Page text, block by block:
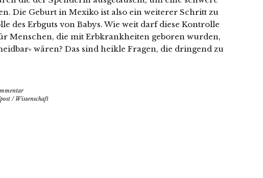
Die Geburt in Mexiko ist also ein weiterer Schritt zu
des Erbguts von Babys. Wie weit darf diese Kontrolle
Menschen, die mit Erbkrankheiten geboren wurden,
wären? Das sind heikle Fragen, die dringend zu
/ Wissenschaft